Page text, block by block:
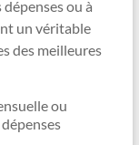
dépenses ou à
un véritable
des meilleures
ou